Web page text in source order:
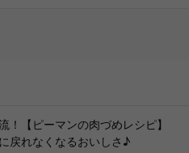
！【ピーマンの肉づめレシピ】
戻れなくなるおいしさ♪